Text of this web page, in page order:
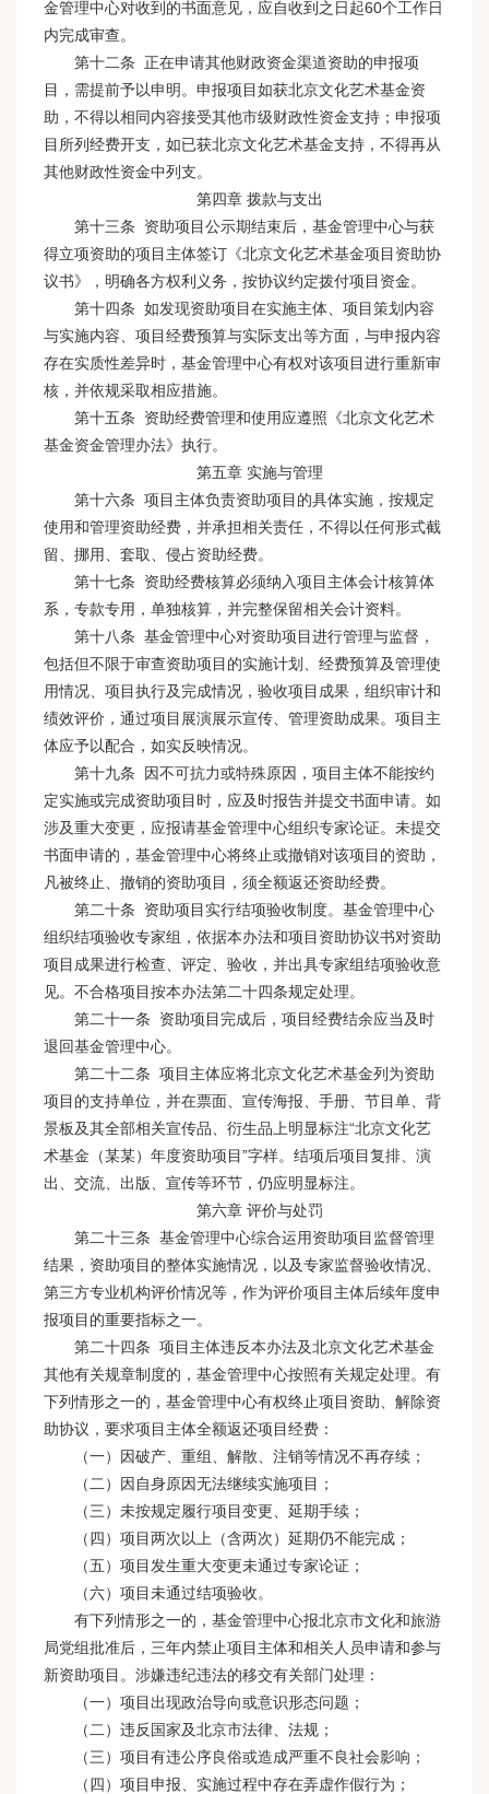
金管理中心对收到的书面意见，应自收到之日起60个工作日
内完成审查。
第十二条 正在申请其他财政资金渠道资助的申报项
目，需提前予以申明。申报项目如获北京文化艺术基金资
助，不得以相同内容接受其他市级财政性资金支持；申报项
目所列经费开支，如已获北京文化艺术基金支持，不得再从
其他财政性资金中列支。
第四章 拨款与支出
第十三条 资助项目公示期结束后，基金管理中心与获
得立项资助的项目主体签订《北京文化艺术基金项目资助协
议书》，明确各方权利义务，按协议约定拨付项目资金。
第十四条 如发现资助项目在实施主体、项目策划内容
与实施内容、项目经费预算与实际支出等方面，与申报内容
存在实质性差异时，基金管理中心有权对该项目进行重新审
核，并依规采取相应措施。
第十五条 资助经费管理和使用应遵照《北京文化艺术
基金资金管理办法》执行。
第五章 实施与管理
第十六条 项目主体负责资助项目的具体实施，按规定
使用和管理资助经费，并承担相关责任，不得以任何形式截
留、挪用、套取、侵占资助经费。
第十七条 资助经费核算必须纳入项目主体会计核算体
系，专款专用，单独核算，并完整保留相关会计资料。
第十八条 基金管理中心对资助项目进行管理与监督，
包括但不限于审查资助项目的实施计划、经费预算及管理使
用情况、项目执行及完成情况，验收项目成果，组织审计和
绩效评价，通过项目展演展示宣传、管理资助成果。项目主
体应予以配合，如实反映情况。
第十九条 因不可抗力或特殊原因，项目主体不能按约
定实施或完成资助项目时，应及时报告并提交书面申请。如
涉及重大变更，应报请基金管理中心组织专家论证。未提交
书面申请的，基金管理中心将终止或撤销对该项目的资助，
凡被终止、撤销的资助项目，须全额返还资助经费。
第二十条 资助项目实行结项验收制度。基金管理中心
组织结项验收专家组，依据本办法和项目资助协议书对资助
项目成果进行检查、评定、验收，并出具专家组结项验收意
见。不合格项目按本办法第二十四条规定处理。
第二十一条 资助项目完成后，项目经费结余应当及时
退回基金管理中心。
第二十二条 项目主体应将北京文化艺术基金列为资助
项目的支持单位，并在票面、宣传海报、手册、节目单、背
景板及其全部相关宣传品、衍生品上明显标注“北京文化艺
术基金（某某）年度资助项目”字样。结项后项目复排、演
出、交流、出版、宣传等环节，仍应明显标注。
第六章 评价与处罚
第二十三条 基金管理中心综合运用资助项目监督管理
结果，资助项目的整体实施情况，以及专家监督验收情况、
第三方专业机构评价情况等，作为评价项目主体后续年度申
报项目的重要指标之一。
第二十四条 项目主体违反本办法及北京文化艺术基金
其他有关规章制度的，基金管理中心按照有关规定处理。有
下列情形之一的，基金管理中心有权终止项目资助、解除资
助协议，要求项目主体全额返还项目经费：
（一）因破产、重组、解散、注销等情况不再存续；
（二）因自身原因无法继续实施项目；
（三）未按规定履行项目变更、延期手续；
（四）项目两次以上（含两次）延期仍不能完成；
（五）项目发生重大变更未通过专家论证；
（六）项目未通过结项验收。
有下列情形之一的，基金管理中心报北京市文化和旅游
局党组批准后，三年内禁止项目主体和相关人员申请和参与
新资助项目。涉嫌违纪违法的移交有关部门处理：
（一）项目出现政治导向或意识形态问题；
（二）违反国家及北京市法律、法规；
（三）项目有违公序良俗或造成严重不良社会影响；
（四）项目申报、实施过程中存在弄虚作假行为；